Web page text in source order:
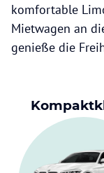
komfortable
Mietwagen an
genieße die